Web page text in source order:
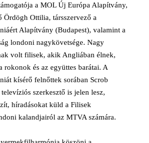
a MOL Új Európa Alapítvány,
Ördögh Ottilia, társszervező a
Alapítvány (Budapest), valamint a
londoni nagykövetsége. Nagy
volt filisek, akik Angliában élnek,
rokonok és az együttes barátai. A
kísérő felnőttek sorában Scrob
szerkesztő is jelen lesz,
híradásokat küld a Filisek
kalandjairól az MTVA számára.